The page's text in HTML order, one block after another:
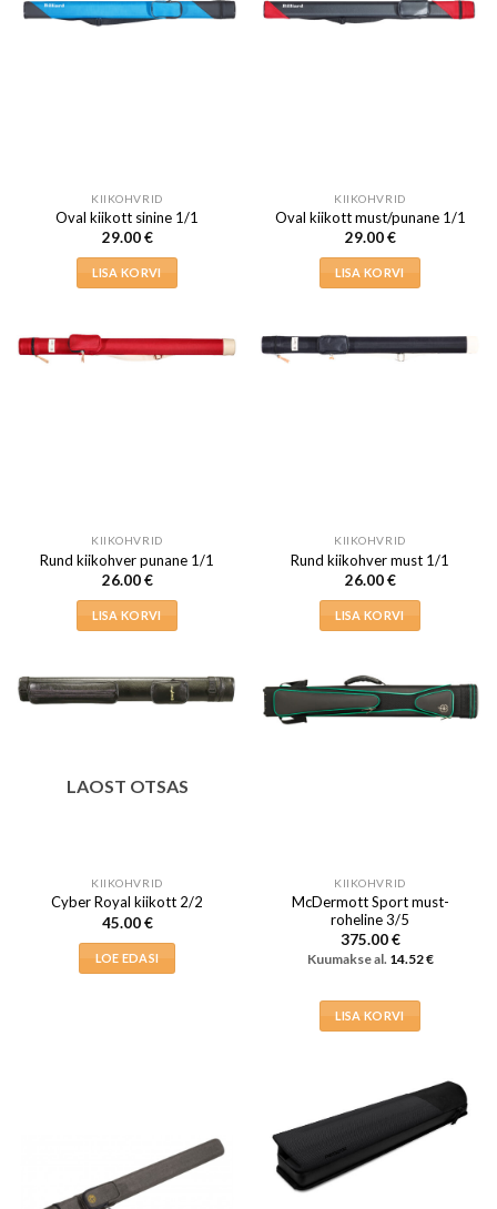
KIIKOHVRID
Oval kiikott sinine 1/1
29.00€
LISA KORVI
KIIKOHVRID
Oval kiikott must/punane 1/1
29.00€
LISA KORVI
KIIKOHVRID
Rund kiikohver punane 1/1
26.00€
LISA KORVI
KIIKOHVRID
Rund kiikohver must 1/1
26.00€
LISA KORVI
LAOST OTSAS
KIIKOHVRID
Cyber Royal kiikott 2/2
45.00€
LOE EDASI
KIIKOHVRID
McDermott Sport must-
roheline 3/5
375.00€
Kuumakse al. 14.52€
LISA KORVI